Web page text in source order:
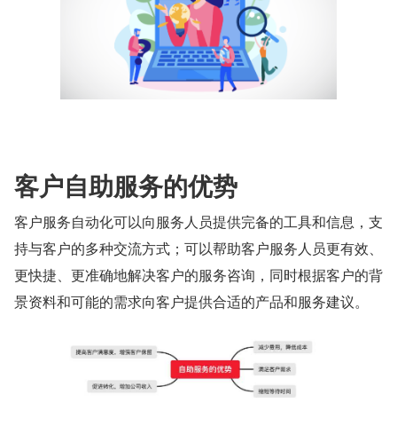
客户自助服务的优势
客户服务自动化可以向服务人员提供完备的工具和信息，支
持与客户的多种交流方式；可以帮助客户服务人员更有效、
更快捷、更准确地解决客户的服务咨询，同时根据客户的背
景资料和可能的需求向客户提供合适的产品和服务建议。